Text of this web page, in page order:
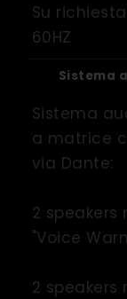
Su
60HZ
Sistema
Sistema
a matrice
via Dante:
2 speakers
"Voice
2 speakers